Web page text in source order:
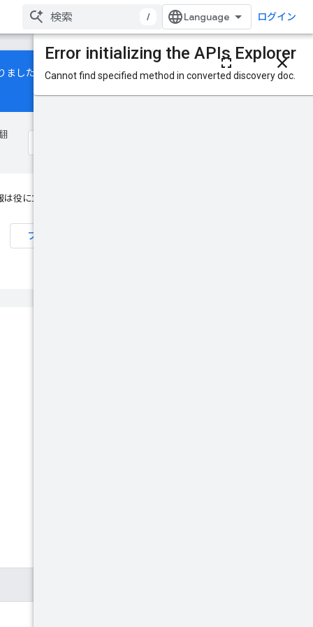
/ ログイン
このページの内容
HTTP リクエスト
ました。デマンドジェネレー
は役に立ちましたか？
フィードバックを送信